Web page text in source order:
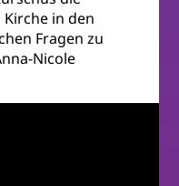
in den
Fragen zu
Nicole